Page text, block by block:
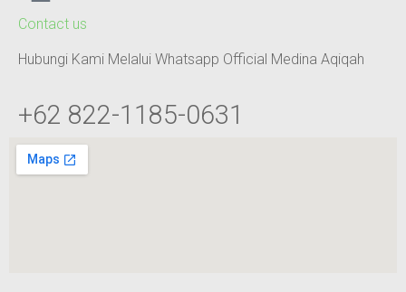
Contact us
Hubungi Kami Melalui Whatsapp Official Medina Aqiqah
+62 822-1185-0631